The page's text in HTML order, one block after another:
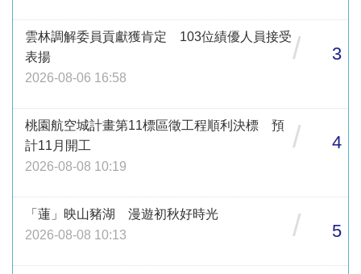
雲林調解委員貢獻獲肯定 103位績優人員接受
表揚
2026-08-06 16:58
/ 3
桃園航空城計畫第11標區徵工程順利決標 預
計11月開工
2026-08-08 10:19
/ 4
「蓮」映山豬湖 漫遊初秋好時光
2026-08-08 10:13
/ 5